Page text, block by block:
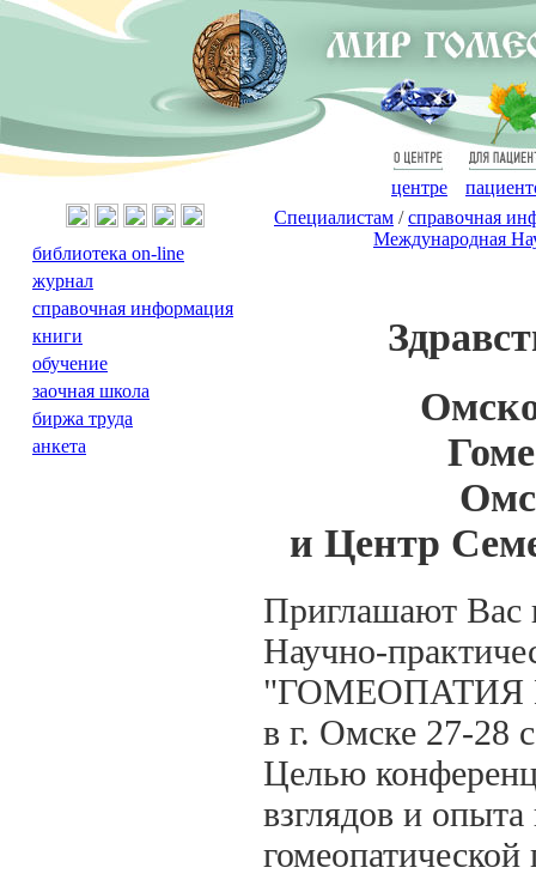
О
центре
Для
Специалистам /справочная
Международная
и Центр
Приглашают Вас
Научно-
"ГОМЕОПАТИЯ В
в г. Омске 27-28
Целью
взглядов и
гомеопатической
библиотека on-line
журнал
справочная информация
книги
обучение
заочная школа
биржа труда
анкета